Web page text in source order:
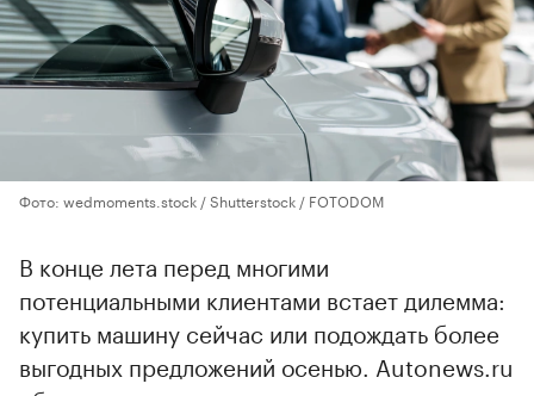
Фото: wedmoments.stock / Shutterstock / FOTODOM
В конце лета перед многими
потенциальными клиентами встает дилемма:
купить машину сейчас или подождать более
выгодных предложений осенью. Autonews.ru